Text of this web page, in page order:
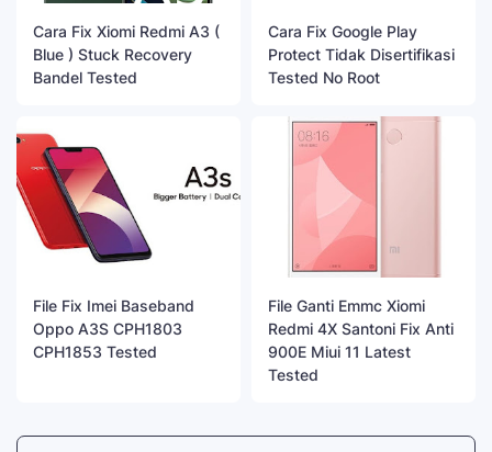
Cara Fix Xiomi Redmi A3 (
Blue ) Stuck Recovery
Bandel Tested
Cara Fix Google Play
Protect Tidak Disertifikasi
Tested No Root
File Fix Imei Baseband
Oppo A3S CPH1803
CPH1853 Tested
File Ganti Emmc Xiomi
Redmi 4X Santoni Fix Anti
900E Miui 11 Latest
Tested